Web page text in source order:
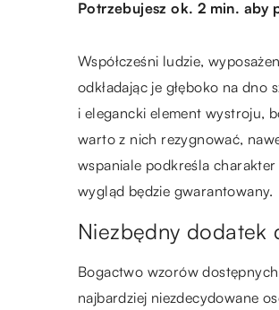
Potrzebujesz ok. 2 min. aby
Współcześni ludzie,
odkładając je głęboko na
i elegancki element wystroju,
warto z nich rezygnować,
wspaniale podkreśla
wygląd będzie gwarantowany.
Niezbędny dodatek
Bogactwo wzorów
najbardziej niezdecydowane